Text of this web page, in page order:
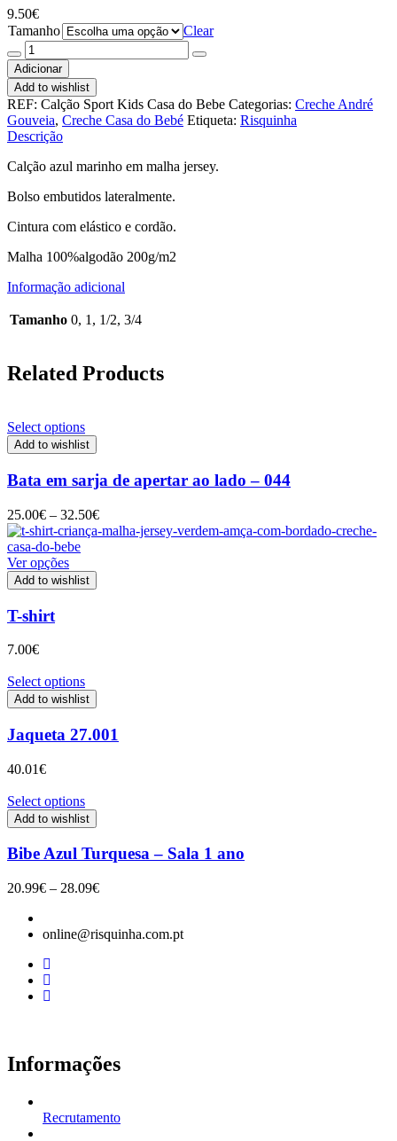
9.50€
Tamanho
Clear
Quantidade
de
Calção
Adicionar
Add to wishlist
REF: Calção Sport Kids Casa do Bebe Categorias: Creche André
Gouveia, Creche Casa do Bebé Etiqueta: Risquinha
Descrição
Calção azul marinho em malha jersey.
Bolso embutidos lateralmente.
Cintura com elástico e cordão.
Malha 100%algodão 200g/m2
Informação adicional
Tamanho 0, 1, 1/2, 3/4
Related Products
Select options
Add to wishlist
Bata em sarja de apertar ao lado – 044
25.00€ – 32.50€Price
range:
Ver opções
Add to wishlist
T-shirt
7.00€
Select options
Add to wishlist
Jaqueta 27.001
40.01€
Select options
Add to wishlist
Bibe Azul Turquesa – Sala 1 ano
20.99€ – 28.09€Price
through
online@risquinha.com.pt
Informações
Recrutamento